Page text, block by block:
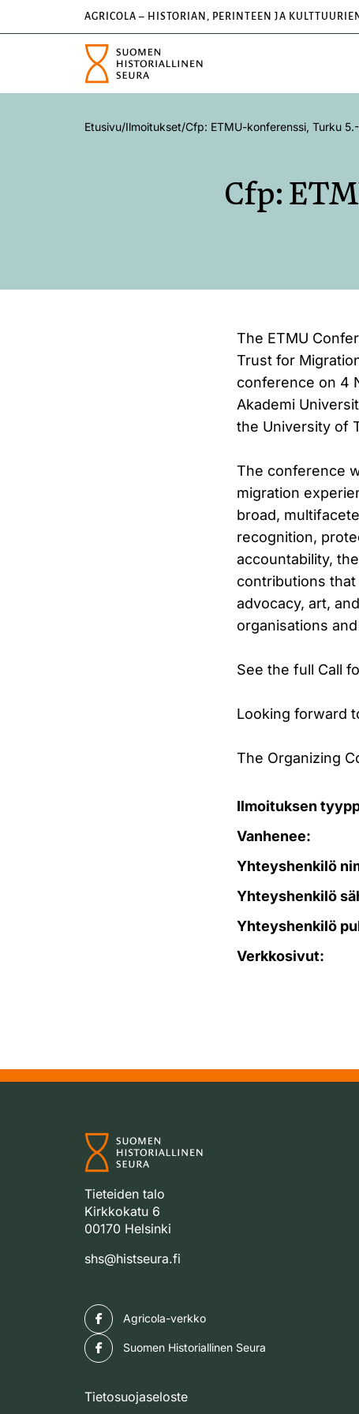
AGRICOLA – HISTORIAN, PERINTEEN JA
Etusivu/Ilmoitukset/Cfp: ETMU-konferenssi, Turku
Cfp:
The ETMU
Trust for
conference on 4
Akademi
the University of
The conference
migration
broad,
recognition,
accountability,
contributions
advocacy, art,
organisations
See the full Call
Looking forward
The Organizing
Ilmoituksen
Vanhenee:
Yhteyshenkilö
Yhteyshenkilö
Yhteyshenkilö
Verkkosivut:
Tieteiden talo
Kirkkokatu 6
00170 Helsinki
shs@histseura.fi
Agricola-verkko
Suomen Historiallinen Seura
Tietosuojaseloste